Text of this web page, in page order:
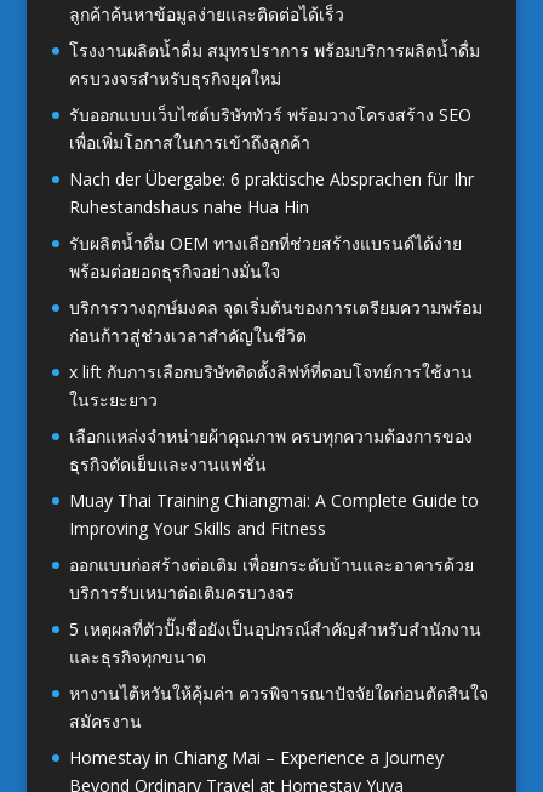
ลูกค้าค้นหาข้อมูลง่ายและติดต่อได้เร็ว
โรงงานผลิตน้ำดื่ม สมุทรปราการ พร้อมบริการผลิตน้ำดื่ม
ครบวงจรสำหรับธุรกิจยุคใหม่
รับออกแบบเว็บไซต์บริษัททัวร์ พร้อมวางโครงสร้าง SEO
เพื่อเพิ่มโอกาสในการเข้าถึงลูกค้า
Nach der Übergabe: 6 praktische Absprachen für Ihr
Ruhestandshaus nahe Hua Hin
รับผลิตน้ำดื่ม OEM ทางเลือกที่ช่วยสร้างแบรนด์ได้ง่าย
พร้อมต่อยอดธุรกิจอย่างมั่นใจ
บริการวางฤกษ์มงคล จุดเริ่มต้นของการเตรียมความพร้อม
ก่อนก้าวสู่ช่วงเวลาสำคัญในชีวิต
x lift กับการเลือกบริษัทติดตั้งลิฟท์ที่ตอบโจทย์การใช้งาน
ในระยะยาว
เลือกแหล่งจำหน่ายผ้าคุณภาพ ครบทุกความต้องการของ
ธุรกิจตัดเย็บและงานแฟชั่น
Muay Thai Training Chiangmai: A Complete Guide to
Improving Your Skills and Fitness
ออกแบบก่อสร้างต่อเติม เพื่อยกระดับบ้านและอาคารด้วย
บริการรับเหมาต่อเติมครบวงจร
5 เหตุผลที่ตัวปั๊มชื่อยังเป็นอุปกรณ์สำคัญสำหรับสำนักงาน
และธุรกิจทุกขนาด
หางานไต้หวันให้คุ้มค่า ควรพิจารณาปัจจัยใดก่อนตัดสินใจ
สมัครงาน
Homestay in Chiang Mai – Experience a Journey
Beyond Ordinary Travel at Homestay Yuva